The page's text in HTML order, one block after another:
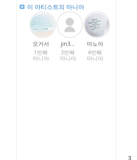
이 아티스트의 마니아
오거서
1번째
마니아
jin3...
3번째
마니아
마노아
4번째
마니아
3.